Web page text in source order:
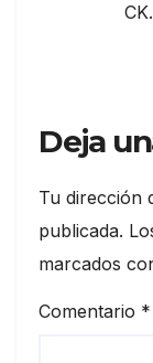
CK.
Deja
Tu dirección
publicada.
marcados
Comentario *